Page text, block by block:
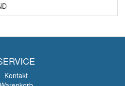
Kontakt